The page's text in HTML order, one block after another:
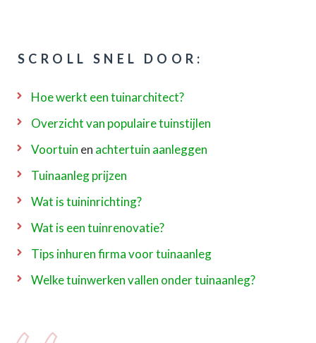
SCROLL SNEL DOOR:
Hoe werkt een tuinarchitect?
Overzicht van populaire tuinstijlen
Voortuin en achtertuin aanleggen
Tuinaanleg prijzen
Wat is tuininrichting?
Wat is een tuinrenovatie?
Tips inhuren firma voor tuinaanleg
Welke tuinwerken vallen onder tuinaanleg?